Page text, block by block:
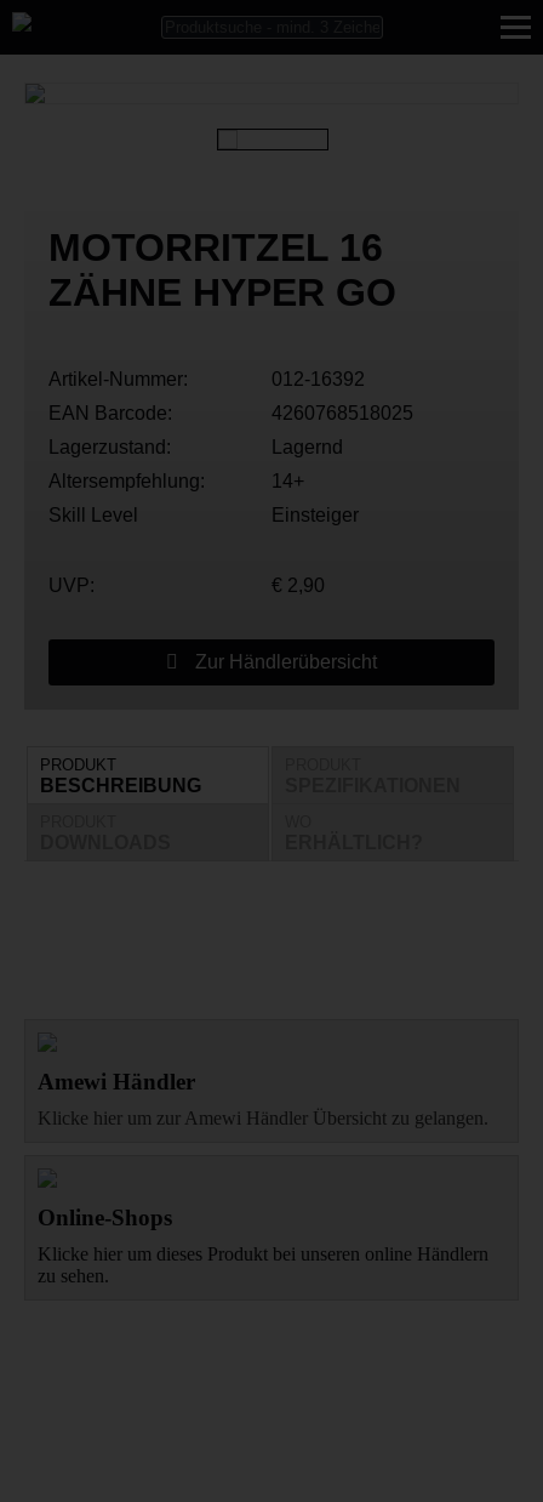
MOTORRITZEL 16
ZÄHNE HYPER GO
Artikel-Nummer:
012-16392
EAN Barcode:
4260768518025
Lagerzustand:
Lagernd
Altersempfehlung:
14+
Skill Level
Einsteiger
UVP: € 2,90
Zur Händlerübersicht
PRODUKT
BESCHREIBUNG
Amewi Händler
Klicke hier um zur Amewi Händler Übersicht zu gelangen.
Online-Shops
Klicke hier um dieses Produkt bei unseren online Händlern
zu sehen.